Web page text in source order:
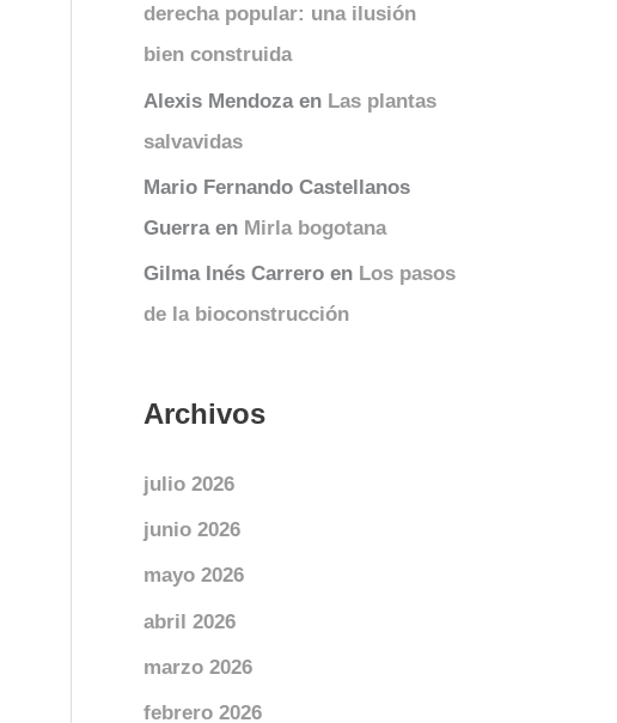
derecha popular: una ilusión
bien construida
Alexis Mendozaen Las plantas
salvavidas
Mario Fernando Castellanos
Guerraen Mirla bogotana
Gilma Inés Carrero en Los pasos
de la bioconstrucción
Archivos
julio 2026
junio 2026
mayo 2026
abril 2026
marzo 2026
febrero 2026